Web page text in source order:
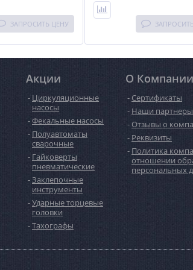
ЗАПРОСИТЬ ЦЕНУ
Акции
Циркуляционные
насосы
Фекальные насосы
Полуавтоматы
сварочные
Гайковерты
пневматические
Заклепочные
инструменты
Ударные торцевые
головки
Тахографы
О Компании
Сертификаты
Наши партнеры
Отзывы о
Реквизиты
Политика
отношении
персональных